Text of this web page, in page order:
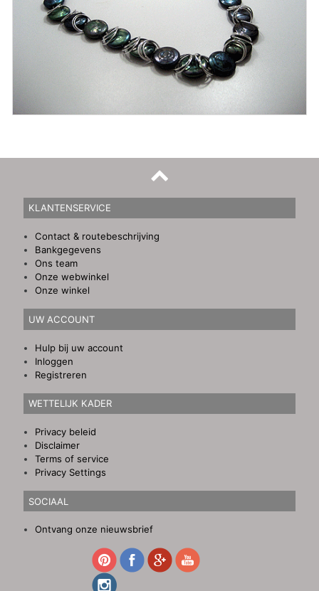
KLANTENSERVICE
Contact & routebeschrijving
Bankgegevens
Ons team
Onze webwinkel
Onze winkel
UW ACCOUNT
Hulp bij uw account
Inloggen
Registreren
WETTELIJK KADER
Privacy beleid
Disclaimer
Terms of service
Privacy Settings
SOCIAAL
Ontvang onze nieuwsbrief